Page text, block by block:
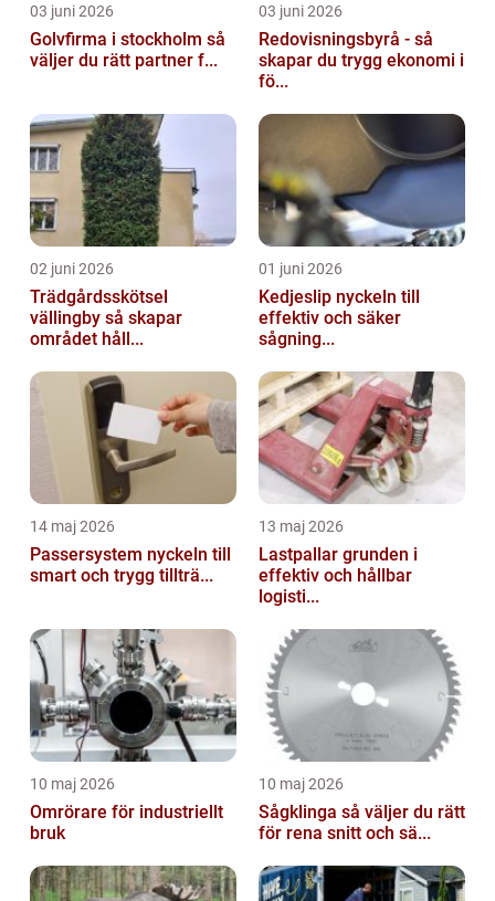
03 juni 2026
Golvfirma i stockholm så
väljer du rätt partner f...
03 juni 2026
Redovisningsbyrå - så
skapar du trygg ekonomi i
fö...
02 juni 2026
Trädgårdsskötsel
vällingby så skapar
området håll...
01 juni 2026
Kedjeslip nyckeln till
effektiv och säker
sågning...
14 maj 2026
Passersystem nyckeln till
smart och trygg tillträ...
13 maj 2026
Lastpallar grunden i
effektiv och hållbar
logisti...
10 maj 2026
Omrörare för industriellt
bruk
10 maj 2026
Sågklinga så väljer du rätt
för rena snitt och sä...